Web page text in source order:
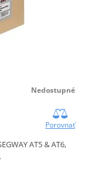
Nedostupné
Porovnať
AT5 & AT6,